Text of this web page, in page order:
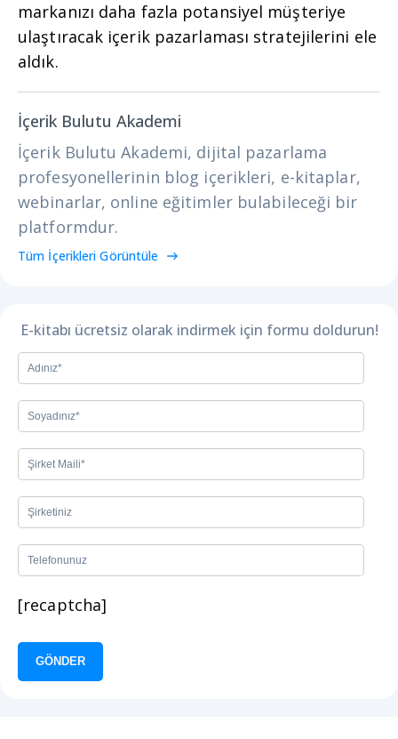
markanızı daha fazla potansiyel müşteriye
ulaştıracak içerik pazarlaması stratejilerini ele
aldık.
İçerik Bulutu Akademi
İçerik Bulutu Akademi, dijital pazarlama
profesyonellerinin blog içerikleri, e-kitaplar,
webinarlar, online eğitimler bulabileceği bir
platformdur.
Tüm İçerikleri Görüntüle
E-kitabı ücretsiz olarak indirmek için formu doldurun!
[recaptcha]